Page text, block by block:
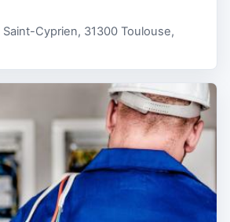
Cyprien, 31300 Toulouse,